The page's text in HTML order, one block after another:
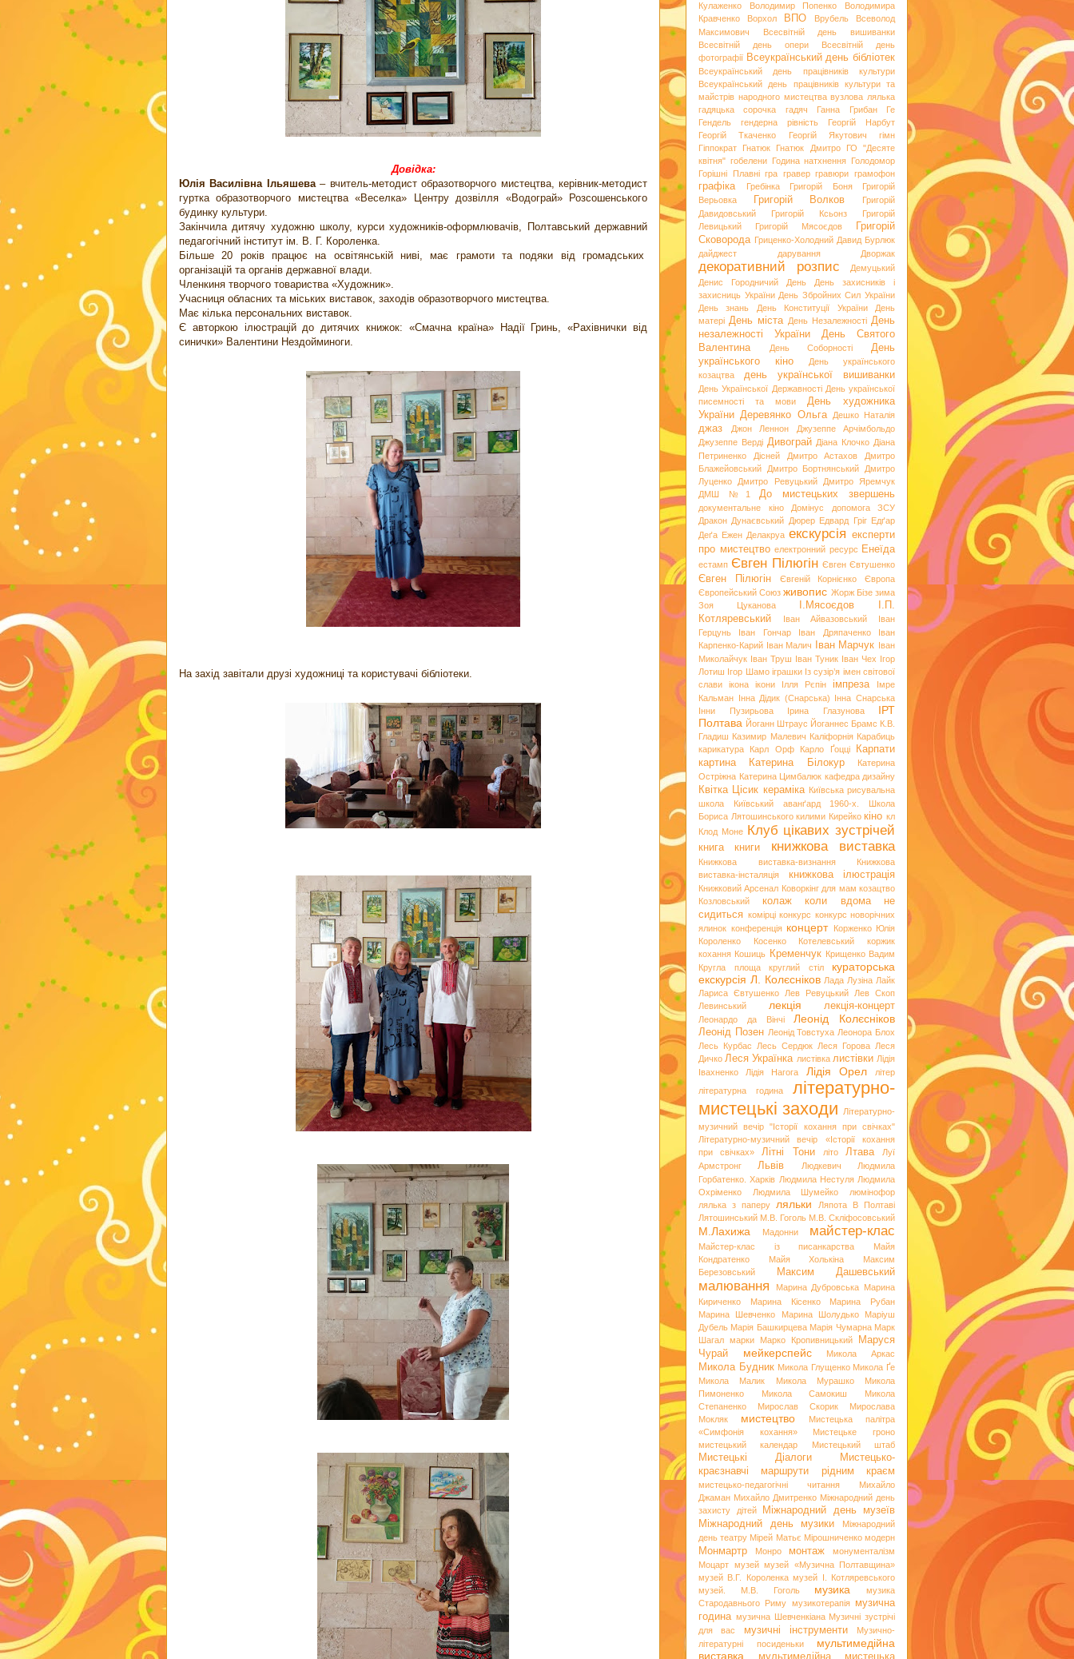
Довідка:
Юлія Василівна Ільяшева– вчитель-методист образотворчого мистецтва, керівник-методист
гуртка образотворчого мистецтва «Веселка» Центру дозвілля «Водограй» Розсошенського
будинку культури.
Закінчила дитячу художню школу, курси художників-оформлювачів, Полтавський державний
педагогічний інститут ім. В. Г. Короленка.
Більше 20 років працює на освітянській ниві, має грамоти та подяки від громадських
організацій та органів державної влади.
Членкиня творчого товариства «Художник».
Учасниця обласних та міських виставок, заходів образотворчого мистецтва.
Має кілька персональних виставок.
Є авторкою ілюстрацій до дитячих книжок: «Смачна країна» Надії Гринь, «Рахівнички від
синички» Валентини Нездойминоги.
На захід завітали друзі художниці та користувачі бібліотеки.
Кулаженко
Володимир Попенко
Володимира
Кравченко
Ворхол ВПО Врубель
Всеволод
Максимович
Всесвітній день вишиванки
Всесвітній день опери
Всесвітній день
фотографії Всеукраїнський день бібліотек
Всеукраїнський день працівників культури
Всеукраїнський день працівників культури та
майстрів народного мистецтва вузлова лялька
гадяцька сорочка
гадяч Ганна Грибан
Ге
Гендель
гендерна рівність
Георгій Нарбут
Георгій Ткаченко
Георгій Якутович
гімн
Гіппократ
Гнатюк Гнатюк Дмитро
ГО "Десяте
квітня" гобелени Година натхнення Голодомор
Горішні Плавні гра гравер гравюри грамофон
графіка Гребінка Григорій Боня
Григорій
Верьовка
Григорій Волков
Григорій
Давидовський
Григорій Ксьонз
Григорій
Левицький
Григорій Мясоєдов
Григорій
Сковорода Гриценко-Холодний Давид Бурлюк
дайджест
дарування Дворжак
декоративний розпис
Демуцький
Денис Городничий
День
День захисників і
захисниць України День Збройних Сил України
День знань
День Конституції України
День
матері День міста День Незалежності День
незалежності України
День Святого
Валентина
День Соборності
День
українського кіно
День українського
козацтва
день української вишиванки
День Української Державності День української
писемності та мови
День художника
України Деревянко Ольга Дешко Наталія
джаз Джон Леннон
Джузеппе Арчімбольдо
Джузеппе Верді Дивограй Діана Клочко Діана
Петриненко
Дісней Дмитро Астахов
Дмитро
Блажейовський
Дмитро Бортнянський
Дмитро
Луценко
Дмитро Ревуцький
Дмитро Яремчук
ДМШ №1
До мистецьких звершень
документальне кіно Домінус
допомога ЗСУ
Дракон Дунаєвський Дюрер Едвард Гріг Едґар
Деґа Ежен Делакруа екскурсія експерти
про мистецтво електронний ресурс Енеїда
естамп Євген Пілюгін Євген Євтушенко
Євген Пілюгін Євгеній Корнієнко
Європа
Європейський Союз живопис Жорж Бізе зима
Зоя Цуканова
І.Мясоєдов
І.П.
Котляревський
Іван Айвазовський
Іван
Герцунь
Іван Гончар Іван Дряпаченко
Іван
Карпенко-Карий Іван Малич Іван Марчук Іван
Миколайчук Іван Труш Іван Туник Іван Чех Ігор
Лотиш Ігор Шамо іграшки Із сузір’я імен світової
слави
ікона ікони Ілля Рєпін імпреза
Імре
Кальман Інна Дідик (Снарська) Інна Снарська
Інни Пузирьова
Ірина Глазунова
ІРТ
Полтава Йоганн Штраус Йоганнес Брамс К.В.
Гладиш Казимир Малевич Каліфорнія Карабиць
карикатура
Карл Орф Карло Ґоцці
Карпати
картина
Катерина Білокур
Катерина
Остріжна Катерина Цимбалюк кафедра дизайну
Квітка Цісик кераміка Київська рисувальна
школа
Київський аванґард 1960-х. Школа
Бориса Лятошинського килими Кирейко кіно кл
Клод Моне
Клуб цікавих зустрічей
книга книги книжкова виставка
Книжкова виставка-визнання
Книжкова
виставка-інсталяція
книжкова ілюстрація
Книжковий Арсенал Коворкінг для мам козацтво
Козловський
колаж
коли вдома не
сидиться комірці конкурс конкурс новорічних
ялинок конференція концерт
Корженко Юлія
Короленко
Косенко
Котелевський коржик
кохання Кошиць Кременчук Крищенко Вадим
Кругла площа
круглий стіл
кураторська
екскурсія Л. Колєсніков Лада Лузіна Лайк
Лариса Євтушенко
Лев Ревуцький
Лев Скоп
Левинський
лекція лекція-концерт
Леонардо да Вінчі Леонід Колєсніков
Леонід Позен Леонід Товстуха Леонора Блох
Лесь Курбас
Лесь Сердюк Леся Горова Леся
Дичко Леся Українка листівка листівки Лідія
Івахненко
Лідія Нагога Лідія Орел
літер
літературна година
літературно-
мистецькі заходи
Літературно-
музичний вечір "Історії кохання при свічках"
Літературно-музичний вечір «Історії кохання
при свічках»
Літні Тони літо Лтава
Луї
Армстронг
Львів Людкевич
Людмила
Горбатенко. Харків Людмила Нестуля Людмила
Охріменко
Людмила Шумейко
люмінофор
лялька з паперу
ляльки
Ляпота В Полтаві
Лятошинський М.В. Гоголь М.В. Скліфосовський
М.Лахижа Мадонни майстер-клас
Майстер-клас із писанкарства
Майя
Кондратенко
Майя Холькіна
Максим
Березовський
Максим Дашевський
малювання Марина Дубровська Марина
Кириченко
Марина Кісенко
Марина Рубан
Марина Шевченко
Марина Шолудько
Маріуш
Дубель Марія Башкирцева Марія Чумарна Марк
Шагал марки Марко Кропивницький
Маруся
Чурай
мейкерспейс Микола Аркас
Микола Будник Микола Глущенко Микола Ґе
Микола Малик
Микола Мурашко
Микола
Пимоненко
Микола Самокиш
Микола
Степаненко
Мирослав Скорик
Мирослава
Мокляк
мистецтво
Мистецька палітра
«Симфонія кохання»
Мистецьке гроно
мистецький календар
Мистецький штаб
Мистецькі Діалоги
Мистецько-
краєзнавчі маршрути рідним краєм
мистецько-педагогічні читання
Михайло
Джаман Михайло Дмитренко Міжнародний день
захисту дітей
Міжнародний день музеїв
Міжнародний день музики
Міжнародний
день театру Мірей Матьє Мірошниченко модерн
Монмартр Монро монтаж
монументалізм
Моцарт музей музей «Музична Полтавщина»
музей В.Г. Короленка музей І. Котляревського
музей. М.В. Гоголь
музика
музика
Стародавнього Риму музикотерапія
музична
година музична Шевченкіана Музичні зустрічі
для вас
музичні інструменти
Музично-
літературні посиденьки
мультимедійна
виставка
мультимедійна мистецька